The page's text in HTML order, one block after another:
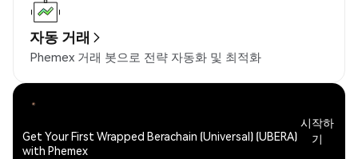
자동 거래
Phemex 거래 봇으로 전략 자동화 및 최적화
Get Your First Wrapped Berachain (Universal) (UBERA)
with Phemex
시작하
기